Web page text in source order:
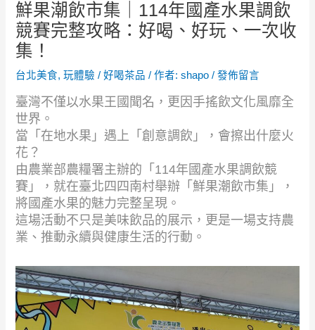
鮮果潮飲市集｜114年國產水果調飲
競賽完整攻略：好喝、好玩、一次收
集！
台北美食,玩體驗 /好喝茶品 / 作者:shapo/發佈留言
臺灣不僅以水果王國聞名，更因手搖飲文化風靡全
世界。
當「在地水果」遇上「創意調飲」，會擦出什麼火
花？
由農業部農糧署主辦的「114年國產水果調飲競
賽」，就在臺北四四南村舉辦「鮮果潮飲市集」，
將國產水果的魅力完整呈現。
這場活動不只是美味飲品的展示，更是一場支持農
業、推動永續與健康生活的行動。